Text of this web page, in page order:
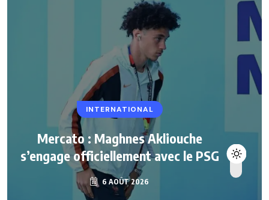
INTERNATIONAL
Mercato : Maghnes Akliouche
s’engage officiellement avec le PSG
6 AOÛT 2026